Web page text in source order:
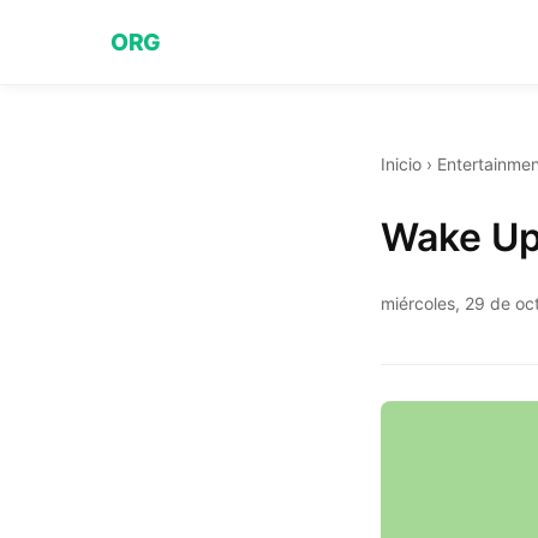
ORG
Inicio ›
Wake
miércoles, 29 de